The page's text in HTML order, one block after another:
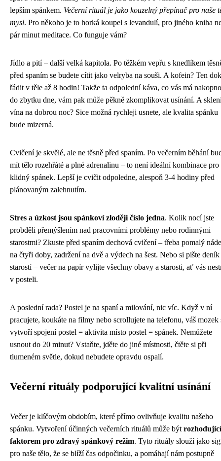
lepším spánkem. Večerní rituál je jako kouzelný přepínač pro naše
mysl. Pro někoho je to horká koupel s levandulí, pro jiného kniha
pár minut meditace. Co funguje vám?
Jídlo a pití – další velká kapitola. Po těžkém vepřu s knedlíkem
před spaním se budete cítit jako velryba na souši. A kofein? Ten
řádit v těle až 8 hodin! Takže ta odpolední káva, co vás má
do zbytku dne, vám pak může pěkně zkomplikovat usínání. A
vína na dobrou noc? Sice možná rychleji usnete, ale kvalita spánku
bude mizerná.
Cvičení je skvělé, ale ne těsně před spaním. Po večerním běhání
mít tělo rozehřáté a plné adrenalinu – to není ideální kombinace pro
klidný spánek. Lepší je cvičit odpoledne, alespoň 3-4 hodiny před
plánovaným zalehnutím.
Stres a úzkost jsou spánkoví zloději číslo jedna. Kolik nocí jste
probděli přemýšlením nad pracovními problémy nebo rodinnými
starostmi? Zkuste před spaním dechová cvičení – třeba pomalý
na čtyři doby, zadržení na dvě a výdech na šest. Nebo si pište deník
starostí – večer na papír vylijte všechny obavy a starosti, ať vás
v posteli.
A poslední rada? Postel je na spaní a milování, nic víc. Když v ní
pracujete, koukáte na filmy nebo scrollujete na telefonu, váš mozek
vytvoří spojení postel = aktivita místo postel = spánek. Nemůžete
usnout do 20 minut? Vstaňte, jděte do jiné místnosti, čtěte si při
tlumeném světle, dokud nebudete opravdu ospalí.
Večerní rituály podporující kvalitní usínání
Večer je klíčovým obdobím, které přímo ovlivňuje kvalitu našeho
spánku. Vytvoření účinných večerních rituálů může být
faktorem pro zdravý spánkový režim. Tyto rituály slouží jako
pro naše tělo, že se blíží čas odpočinku, a pomáhají nám postupně